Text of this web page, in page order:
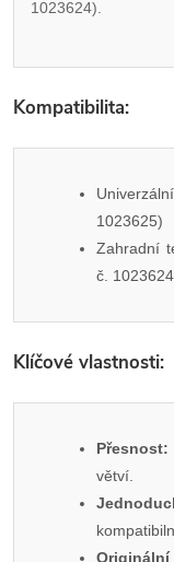
1023624).
Kompatibilita:
1023625)
Zahradní
č.
Klíčové vlastnosti:
Přesnost:
větví.